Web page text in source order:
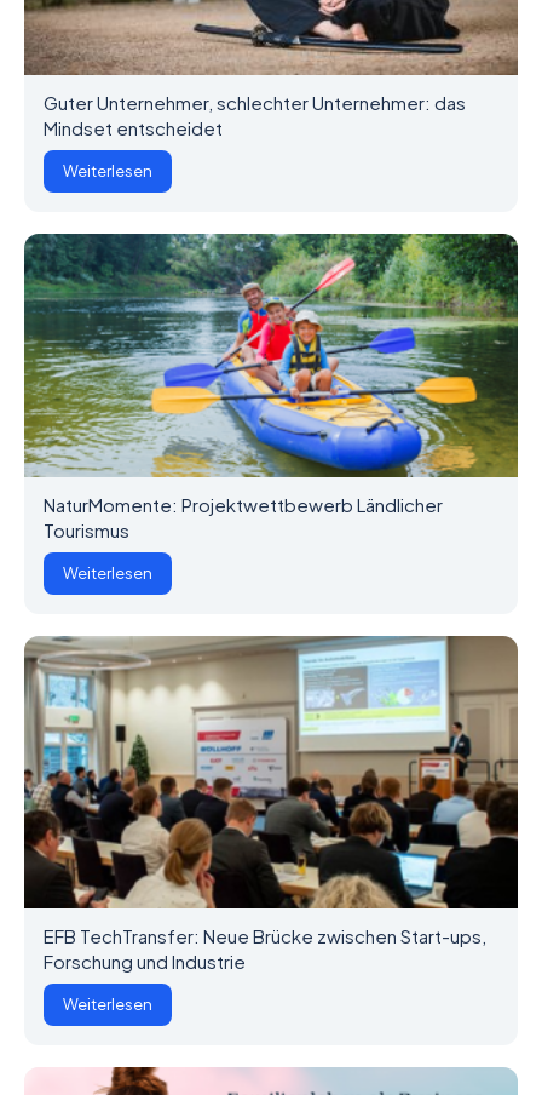
Guter Unternehmer, schlechter Unternehmer: das
Mindset entscheidet
Weiterlesen
NaturMomente: Projektwettbewerb Ländlicher
Tourismus
Weiterlesen
EFB TechTransfer: Neue Brücke zwischen Start-ups,
Forschung und Industrie
Weiterlesen